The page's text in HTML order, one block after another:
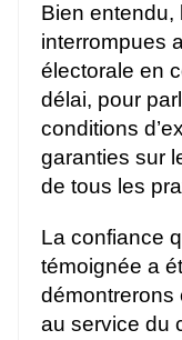
Bien entendu,
interrompues
électorale en
délai, pour
conditions
garanties sur
de tous les
La confiance
témoignée a
démontrerons
au service du